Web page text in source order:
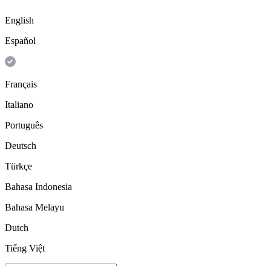
English
Español
Français
Italiano
Português
Deutsch
Türkçe
Bahasa Indonesia
Bahasa Melayu
Dutch
Tiếng Việt